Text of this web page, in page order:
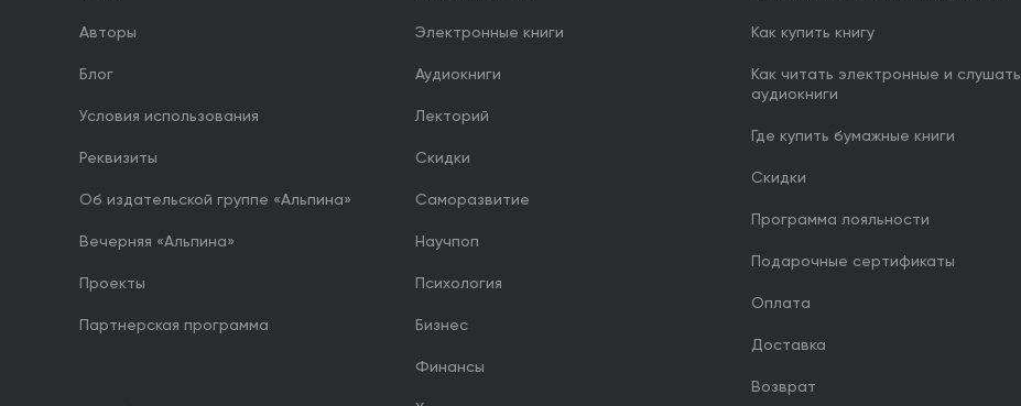
Авторы
Блог
Условия использования
Реквизиты
Об издательской группе «Альпина»
Вечерняя «Альпина»
Проекты
Партнерская программа
Электронные книги
Аудиокниги
Лекторий
Скидки
Саморазвитие
Научпоп
Психология
Бизнес
Финансы
Как купить книгу
Как читать электронные и слушать
аудиокниги
Где купить бумажные книги
Скидки
Программа лояльности
Подарочные сертификаты
Оплата
Доставка
Возврат